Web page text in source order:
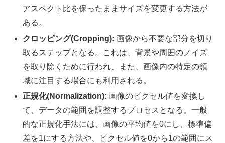
アスペクト比を保ったままサイズを変更する方法が
ある。
クロッピング(Cropping): 画像から不要な部分を切り
取るステップとなる。これは、背景や周囲のノイズ
を取り除くために行われ、また、画像内の特定の領
域に注目する場合にも利用される。
正規化(Normalization): 画像のピクセル値を変換し
て、データの範囲を調整するプロセスとなる。一般
的な正規化手法には、画像の平均値を0にし、標準偏
差を1にする方法や、ピクセル値を0から1の範囲にス